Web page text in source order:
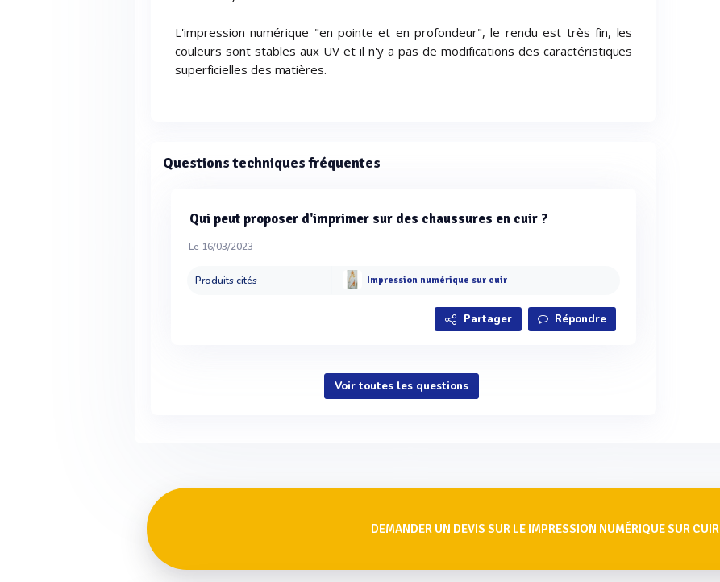
L'impression numérique "en pointe et en profondeur", le rendu est très fin, les
couleurs sont stables aux UV et il n'y a pas de modifications des caractéristiques
superficielles des matières.
Questions techniques fréquentes
Qui peut proposer d'imprimer sur des chaussures en cuir ?
Le 16/03/2023
Produits cités Impression numérique sur cuir
Partager Répondre
Voir toutes les questions
DEMANDER UN DEVIS SUR LE IMPRESSION NUMÉRIQUE SUR CUIR